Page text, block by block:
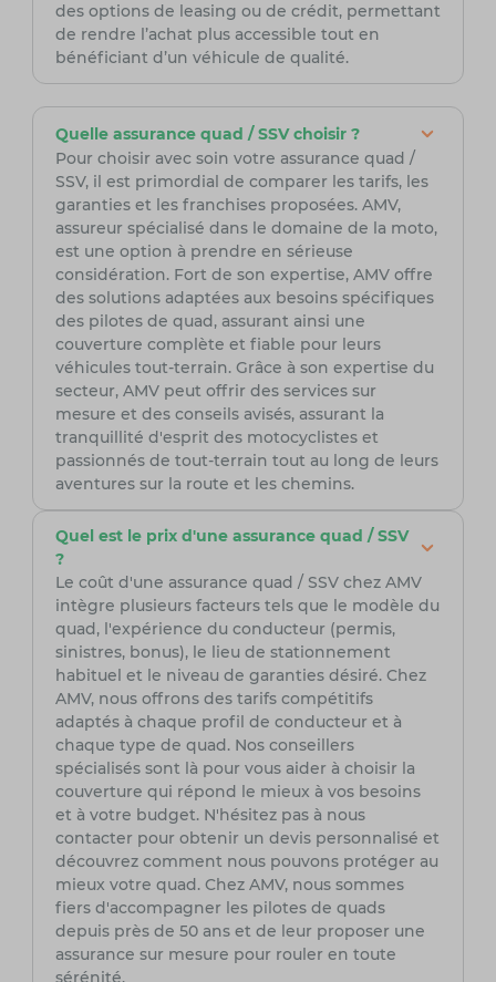
des options de leasing ou de crédit, permettant
de rendre l’achat plus accessible tout en
bénéficiant d’un véhicule de qualité.
Quelle assurance quad / SSV choisir ?
Pour choisir avec soin votre assurance quad /
SSV, il est primordial de comparer les tarifs, les
garanties et les franchises proposées. AMV,
assureur spécialisé dans le domaine de la moto,
est une option à prendre en sérieuse
considération. Fort de son expertise, AMV offre
des solutions adaptées aux besoins spécifiques
des pilotes de quad, assurant ainsi une
couverture complète et fiable pour leurs
véhicules tout-terrain. Grâce à son expertise du
secteur, AMV peut offrir des services sur
mesure et des conseils avisés, assurant la
tranquillité d'esprit des motocyclistes et
passionnés de tout-terrain tout au long de leurs
aventures sur la route et les chemins.
Quel est le prix d'une assurance quad / SSV
?
Le coût d'une assurance quad / SSV chez AMV
intègre plusieurs facteurs tels que le modèle du
quad, l'expérience du conducteur (permis,
sinistres, bonus), le lieu de stationnement
habituel et le niveau de garanties désiré. Chez
AMV, nous offrons des tarifs compétitifs
adaptés à chaque profil de conducteur et à
chaque type de quad. Nos conseillers
spécialisés sont là pour vous aider à choisir la
couverture qui répond le mieux à vos besoins
et à votre budget. N'hésitez pas à nous
contacter pour obtenir un devis personnalisé et
découvrez comment nous pouvons protéger au
mieux votre quad. Chez AMV, nous sommes
fiers d'accompagner les pilotes de quads
depuis près de 50 ans et de leur proposer une
assurance sur mesure pour rouler en toute
sérénité.